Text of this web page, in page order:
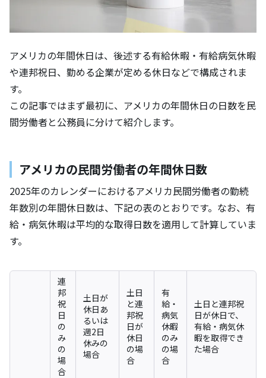
アメリカの年間休日は、後述する有給休暇・有給病気休暇
や連邦祝日、勤める企業が定める休日などで構成されま
す。
この記事ではまず最初に、アメリカの年間休日の日数を民
間労働者と公務員に分けて紹介します。
アメリカの民間労働者の年間休日数
2025年のカレンダーにおけるアメリカ民間労働者の勤続
年数別の年間休日数は、下記の表のとおりです。なお、有
給・病気休暇は平均的な取得日数を適用して計算していま
す。
連
邦
祝
日
の
み
の
場
合
土日が
休日あ
るいは
週2日
休みの
場合
土日
と連
邦祝
日が
休日
の場
合
有
給・
病気
休暇
のみ
の場
合
土日と連邦祝
日が休日で、
有給・病気休
暇を取得でき
た場合